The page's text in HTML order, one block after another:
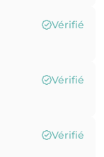
Vérifié
Vérifié
Vérifié